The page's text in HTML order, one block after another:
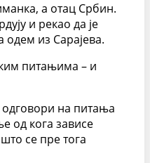
а отац Србин.
и рекао да је
одем из Сарајева.
питањима – и
на питања
од кога зависе
се пре тога